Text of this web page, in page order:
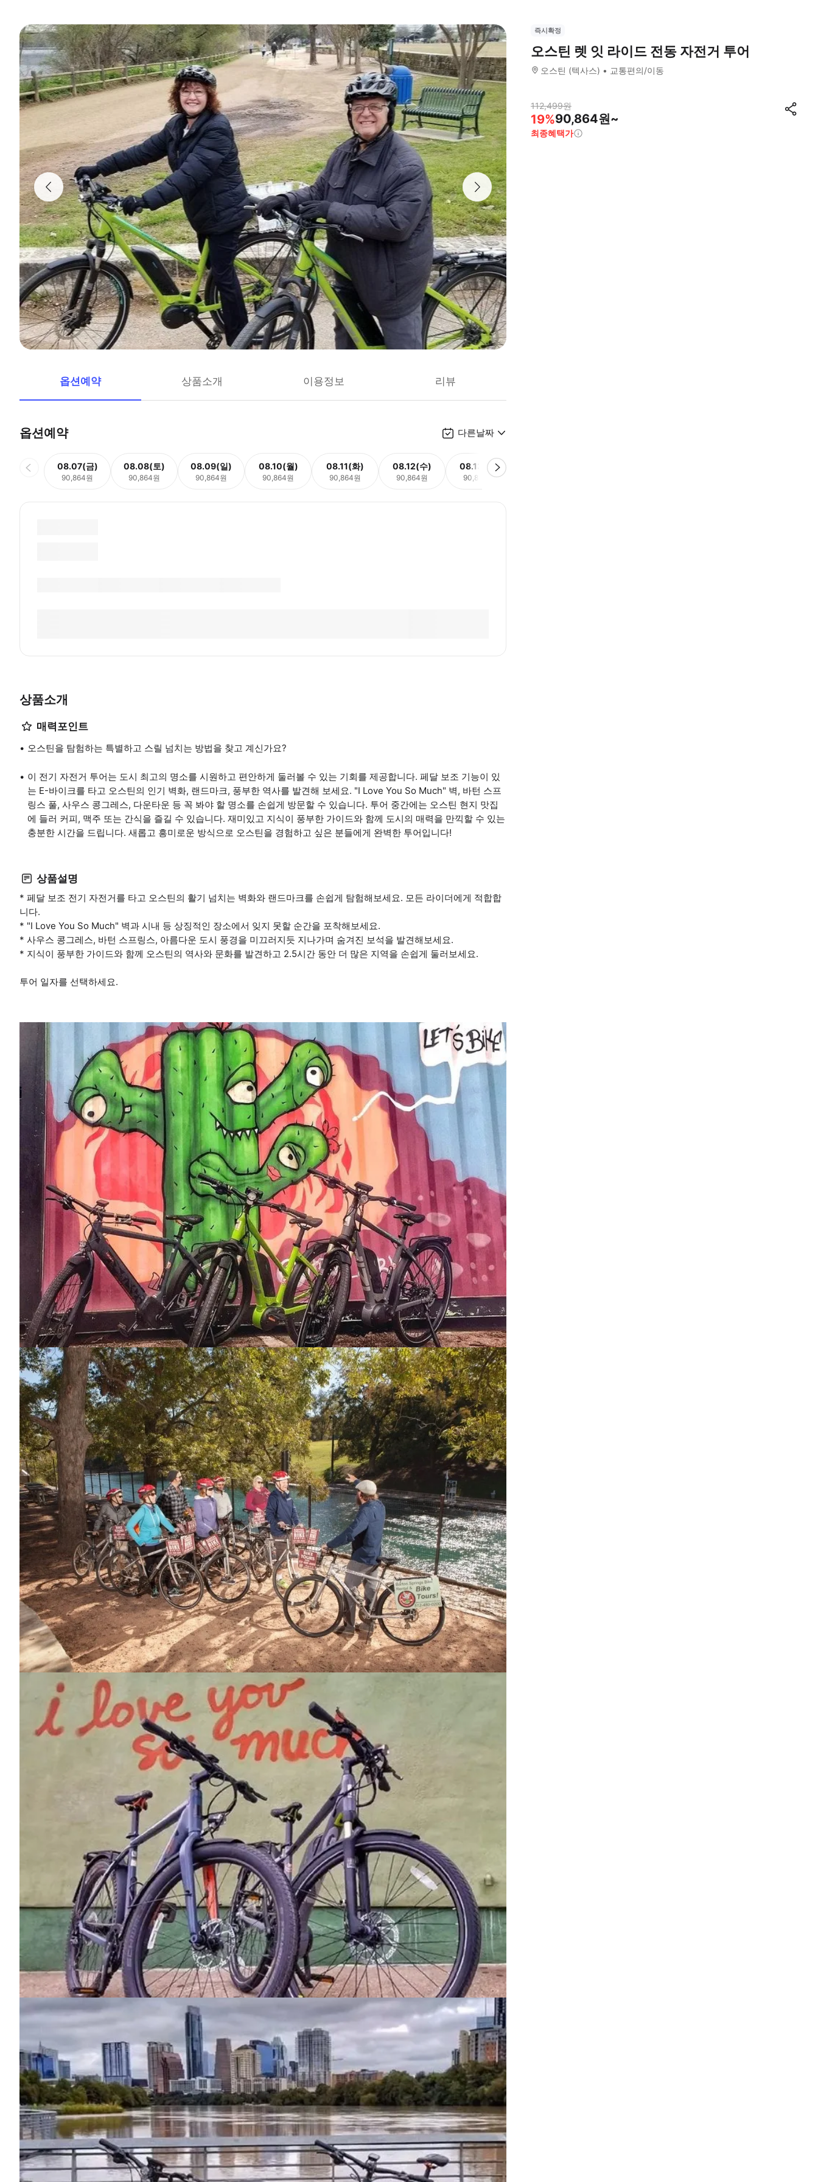
옵션예약 상품소개 이용정보 리뷰
옵션예약 다른날짜
08.07(금)
90,864원
08.08(토)
90,864원
08.09(일)
90,864원
08.10(월)
90,864원
08.11(화)
90,864원
08.12(수)
90,864원
08.13(목)
90,864원
상품소개
매력포인트
오스틴을 탐험하는 특별하고 스릴 넘치는 방법을 찾고 계신가요?
이 전기 자전거 투어는 도시 최고의 명소를 시원하고 편안하게 둘러볼 수 있는 기회를 제공합니다. 페달 보조 기능이 있
는 E-바이크를 타고 오스틴의 인기 벽화, 랜드마크, 풍부한 역사를 발견해 보세요. "I Love You So Much" 벽, 바턴 스프
링스 풀, 사우스 콩그레스, 다운타운 등 꼭 봐야 할 명소를 손쉽게 방문할 수 있습니다. 투어 중간에는 오스틴 현지 맛집
에 들러 커피, 맥주 또는 간식을 즐길 수 있습니다. 재미있고 지식이 풍부한 가이드와 함께 도시의 매력을 만끽할 수 있는
충분한 시간을 드립니다. 새롭고 흥미로운 방식으로 오스틴을 경험하고 싶은 분들에게 완벽한 투어입니다!
상품설명
* 페달 보조 전기 자전거를 타고 오스틴의 활기 넘치는 벽화와 랜드마크를 손쉽게 탐험해보세요. 모든 라이더에게 적합합
니다.
* "I Love You So Much" 벽과 시내 등 상징적인 장소에서 잊지 못할 순간을 포착해보세요.
* 사우스 콩그레스, 바턴 스프링스, 아름다운 도시 풍경을 미끄러지듯 지나가며 숨겨진 보석을 발견해보세요.
* 지식이 풍부한 가이드와 함께 오스틴의 역사와 문화를 발견하고 2.5시간 동안 더 많은 지역을 손쉽게 둘러보세요.
투어 일자를 선택하세요.
즉시확정
오스틴 렛 잇 라이드 전동 자전거 투어
오스틴 (텍사스) 교통편의/이동
112,499원
19%90,864원~
최종혜택가